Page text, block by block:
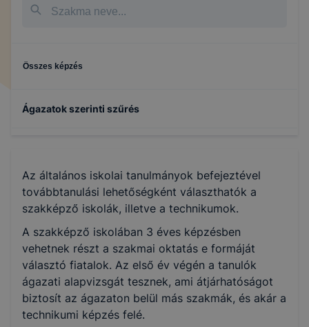
Összes képzés
Ágazatok szerinti szűrés
Turizmus-vendéglátás
Gépészet
Kereskedelem
Az általános iskolai tanulmányok befejeztével
továbbtanulási lehetőségként választhatók a
szakképző iskolák, illetve a technikumok.
A szakképző iskolában 3 éves képzésben
vehetnek részt a szakmai oktatás e formáját
választó fiatalok. Az első év végén a tanulók
ágazati alapvizsgát tesznek, ami átjárhatóságot
biztosít az ágazaton belül más szakmák, és akár a
technikumi képzés felé.
nem tudják Önt személy szerint beazonosítani, az
honlap mely részére kattintott, hány oldalt keresett
megtekintési ideje, melyek voltak az esetleges
Marketing célú cookie-k
Az ilyen sütik célja, hogy az Ön böngészési
szokásainak feltérképezését követően a leginkább
relevánsnak
vagy érdekesnek tűnő hirdetéseket jelenítsék meg
az Ön számára. Az ilyen marketing célú cookie-kat
csak
az Ön előzetes hozzájárulásával lehet az Ön
eszközén elhelyezni. A hozzájárulás megtagadása,